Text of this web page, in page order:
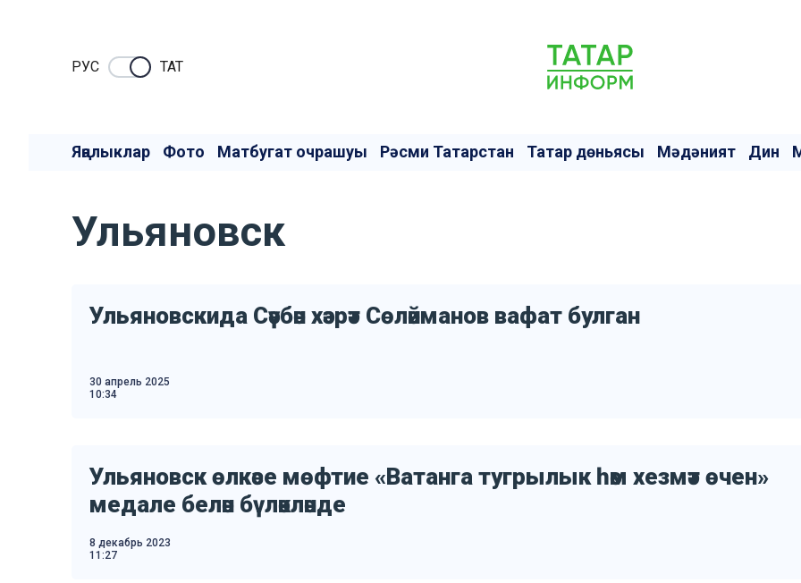
РУC ТАТ
Яңалыклар Фото Матбугат очрашуы Рәсми Татарстан Татар дөньясы Мәдәният Дин
Ульяновск
Ульяновскида Сәүбән хәзрәт Сөләйманов вафат булган
30 апрель 2025
10:34
Ульяновск өлкәсе мөфтие «Ватанга тугрылык һәм хезмәт өчен»
медале белән бүләкләнде
8 декабрь 2023
11:27